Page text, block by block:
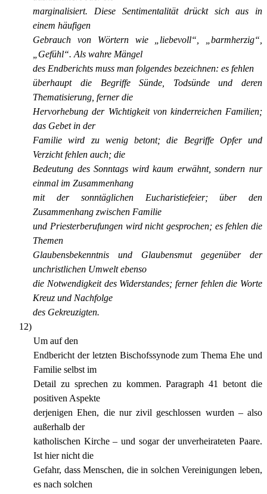
marginalisiert. Diese Sentimentalität drückt sich aus in
einem häufigen
Gebrauch von Wörtern wie „liebevoll“, „barmherzig“,
„Gefühl“. Als wahre Mängel
des Endberichts muss man folgendes bezeichnen: es fehlen
überhaupt die Begriffe Sünde, Todsünde und deren
Thematisierung, ferner die
Hervorhebung der Wichtigkeit von kinderreichen Familien;
das Gebet in der
Familie wird zu wenig betont; die Begriffe Opfer und
Verzicht fehlen auch; die
Bedeutung des Sonntags wird kaum erwähnt, sondern nur
einmal im Zusammenhang
mit der sonntäglichen Eucharistiefeier; über den
Zusammenhang zwischen Familie
und Priesterberufungen wird nicht gesprochen; es fehlen die
Themen
Glaubensbekenntnis und Glaubensmut gegenüber der
unchristlichen Umwelt ebenso
die Notwendigkeit des Widerstandes; ferner fehlen die Worte
Kreuz und Nachfolge
des Gekreuzigten.
12)
Um auf den
Endbericht der letzten Bischofssynode zum Thema Ehe und
Familie selbst im
Detail zu sprechen zu kommen. Paragraph 41 betont die
positiven Aspekte
derjenigen Ehen, die nur zivil geschlossen wurden – also
außerhalb der
katholischen Kirche – und sogar der unverheirateten Paare.
Ist hier nicht die
Gefahr, dass Menschen, die in solchen Vereinigungen leben,
es nach solchen